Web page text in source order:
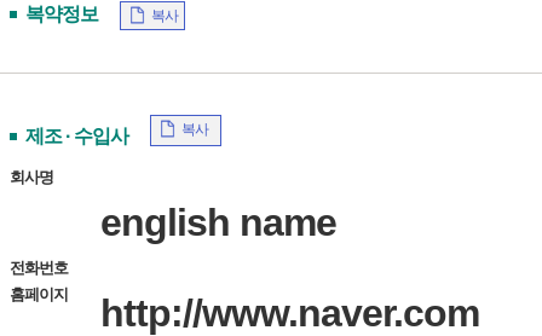
복약정보 복사
제조 · 수입사 복사
회사명
english name
전화번호
홈페이지
http://www.naver.com